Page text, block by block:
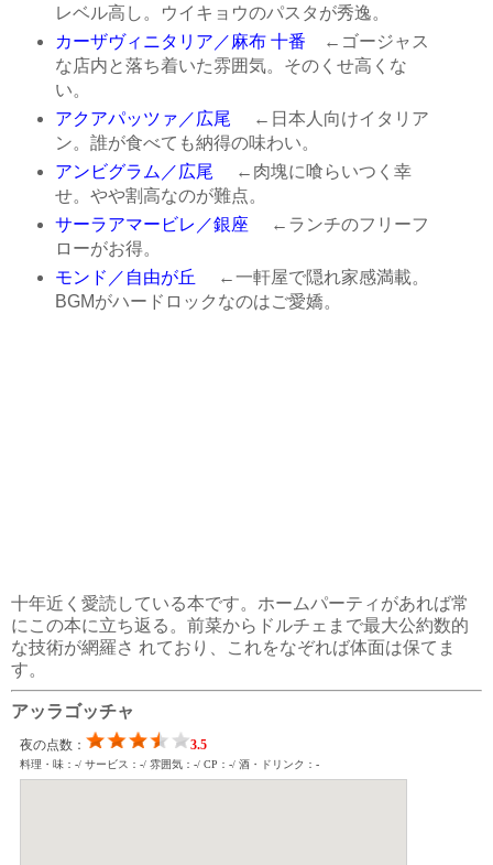
レベル高し。ウイキョウのパスタが秀逸。
カーザヴィニタリア／麻布 十番 ←ゴージャス
な店内と落ち着いた雰囲気。そのくせ高くな
い。
アクアパッツァ／広尾
←日本人向けイタリア
ン。誰が食べても納得の味わい。
アンビグラム／広尾
←肉塊に喰らいつく幸
せ。やや割高なのが難点。
サーラアマービレ／銀座
←ランチのフリーフ
ローがお得。
モンド／自由が丘
←一軒屋で隠れ家感満載。
BGMがハードロックなのはご愛嬌。
十年近く愛読している本です。ホームパーティがあれば常
にこの本に立ち返る。前菜からドルチェまで最大公約数的
な技術が網羅さ れており、これをなぞれば体面は保てま
す。
アッラゴッチャ